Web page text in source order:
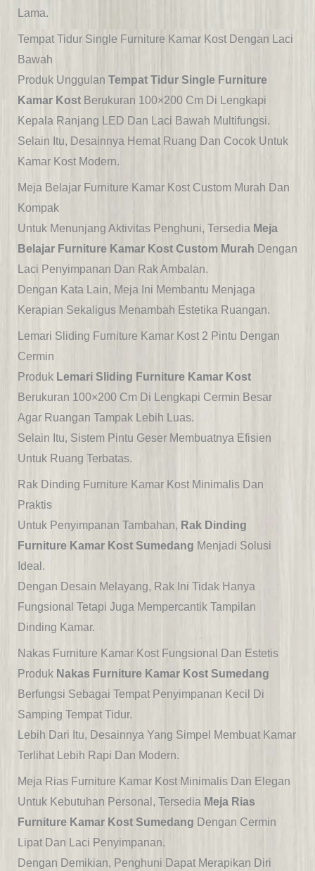
Lama.
Tempat Tidur Single Furniture Kamar Kost Dengan Laci
Bawah
Produk Unggulan Tempat Tidur Single Furniture
Kamar KostBerukuran 100×200 Cm Di Lengkapi
Kepala Ranjang LED Dan Laci Bawah Multifungsi.
Selain Itu, Desainnya Hemat Ruang Dan Cocok Untuk
Kamar Kost Modern.
Meja Belajar Furniture Kamar Kost Custom Murah Dan
Kompak
Untuk Menunjang Aktivitas Penghuni, Tersedia Meja
Belajar Furniture Kamar Kost Custom Murah Dengan
Laci Penyimpanan Dan Rak Ambalan.
Dengan Kata Lain, Meja Ini Membantu Menjaga
Kerapian Sekaligus Menambah Estetika Ruangan.
Lemari Sliding Furniture Kamar Kost 2 Pintu Dengan
Cermin
Produk Lemari Sliding Furniture Kamar Kost
Berukuran 100×200 Cm Di Lengkapi Cermin Besar
Agar Ruangan Tampak Lebih Luas.
Selain Itu, Sistem Pintu Geser Membuatnya Efisien
Untuk Ruang Terbatas.
Rak Dinding Furniture Kamar Kost Minimalis Dan
Praktis
Untuk Penyimpanan Tambahan, Rak Dinding
Furniture Kamar Kost Sumedang Menjadi Solusi
Ideal.
Dengan Desain Melayang, Rak Ini Tidak Hanya
Fungsional Tetapi Juga Mempercantik Tampilan
Dinding Kamar.
Nakas Furniture Kamar Kost Fungsional Dan Estetis
Produk Nakas Furniture Kamar Kost Sumedang
Berfungsi Sebagai Tempat Penyimpanan Kecil Di
Samping Tempat Tidur.
Lebih Dari Itu, Desainnya Yang Simpel Membuat Kamar
Terlihat Lebih Rapi Dan Modern.
Meja Rias Furniture Kamar Kost Minimalis Dan Elegan
Untuk Kebutuhan Personal, Tersedia Meja Rias
Furniture Kamar Kost Sumedang Dengan Cermin
Lipat Dan Laci Penyimpanan.
Dengan Demikian, Penghuni Dapat Merapikan Diri